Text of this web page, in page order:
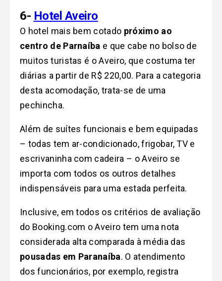
6- Hotel Aveiro
O hotel mais bem cotado próximo ao
centro de Parnaíba e que cabe no bolso de
muitos turistas é o Aveiro, que costuma ter
diárias a partir de R$ 220,00. Para a categoria
desta acomodação, trata-se de uma
pechincha.
Além de suítes funcionais e bem equipadas
– todas tem ar-condicionado, frigobar, TV e
escrivaninha com cadeira – o Aveiro se
importa com todos os outros detalhes
indispensáveis para uma estada perfeita.
Inclusive, em todos os critérios de avaliação
do Booking.com o Aveiro tem uma nota
considerada alta comparada à média das
pousadas em Paranaíba. O atendimento
dos funcionários, por exemplo, registra